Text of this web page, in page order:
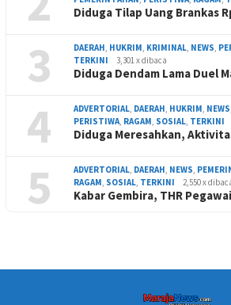
Diduga Tilap Uang Brankas
3 DAERAH, HUKRIM, KRIMINAL, NEWS,
TERKINI
3,301 x dibaca
Diduga Dendam Lama Duel
4 ADVERTORIAL, DAERAH, HUKRIM, NEWS,
PERISTIWA, RAGAM, SOSIAL, TERKINI
Diduga Meresahkan,
5 ADVERTORIAL, DAERAH, NEWS,
RAGAM, SOSIAL, TERKINI 2,550 x
Kabar Gembira, THR